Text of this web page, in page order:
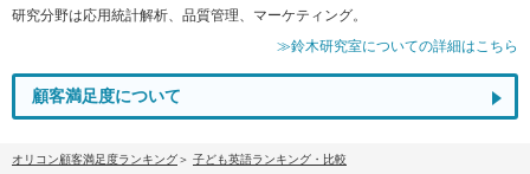
研究分野は応用統計解析、品質管理、マーケティング。
≫鈴木研究室についての詳細はこちら
顧客満足度について
オリコン顧客満足度ランキング
子ども英語ランキング・比較